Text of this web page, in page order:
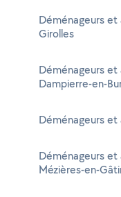
Déménageurs
Girolles
Déménageurs
Dampierre-en-
Déménageurs
Déménageurs
Mézières-en-